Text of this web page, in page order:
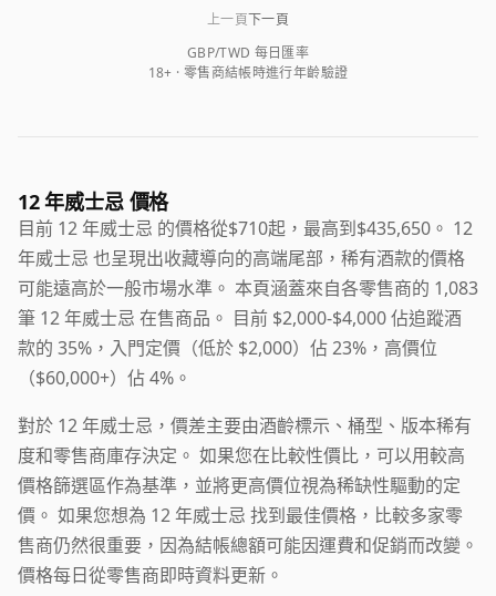
GBP/TWD 每日匯率
18+ · 零售商結帳時進行年齡驗證
上一頁下一頁
12 年威士忌 價格
目前 12 年威士忌 的價格從$710起，最高到$435,650。 12
年威士忌 也呈現出收藏導向的高端尾部，稀有酒款的價格
可能遠高於一般市場水準。 本頁涵蓋來自各零售商的 1,083
筆 12 年威士忌 在售商品。 目前 $2,000-$4,000 佔追蹤酒
款的 35%，入門定價（低於 $2,000）佔 23%，高價位
（$60,000+）佔 4%。
對於 12 年威士忌，價差主要由酒齡標示、桶型、版本稀有
度和零售商庫存決定。 如果您在比較性價比，可以用較高
價格篩選區作為基準，並將更高價位視為稀缺性驅動的定
價。 如果您想為 12 年威士忌 找到最佳價格，比較多家零
售商仍然很重要，因為結帳總額可能因運費和促銷而改變。
價格每日從零售商即時資料更新。